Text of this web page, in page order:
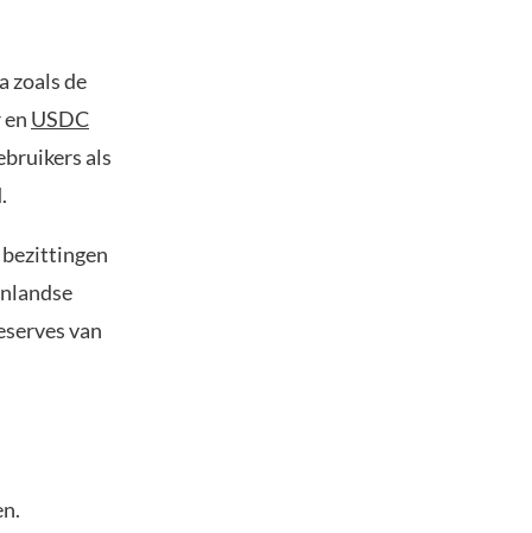
zoals de
USDC
als
bezittingen
van